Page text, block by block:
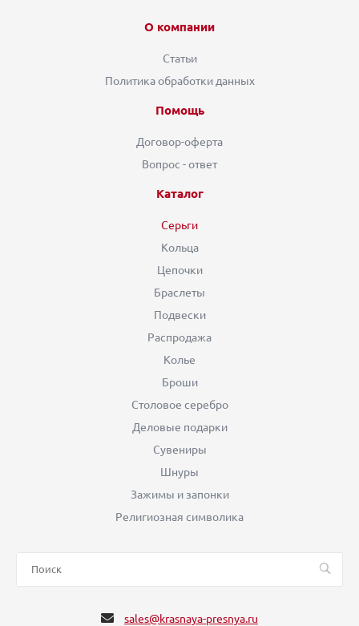
О компании
Статьи
Политика обработки данных
Помощь
Договор-оферта
Вопрос - ответ
Каталог
Серьги
Кольца
Цепочки
Браслеты
Подвески
Распродажа
Колье
Броши
Столовое серебро
Деловые подарки
Сувениры
Шнуры
Зажимы и запонки
Религиозная символика
sales@krasnaya-presnya.ru